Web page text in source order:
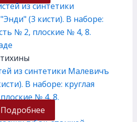
из синтетики Малевичъ
В наборе: круглая
№ 4, 8.
Подробнее